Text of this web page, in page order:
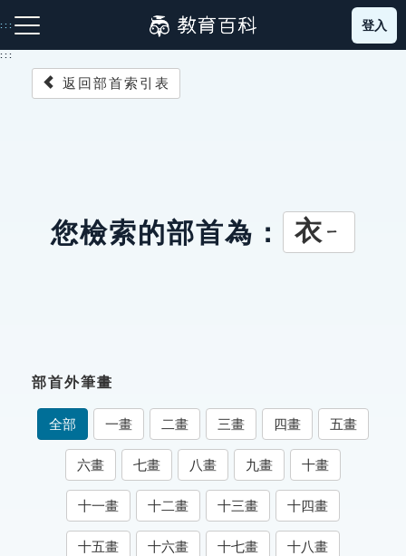
到
主
:::
成語故事
索引選單
知識索引
單字索引
生命大百科索引
登入
:::
返回部首索引表
您檢索的部首為： 衣 ㄧ
部首外筆畫
全部 一畫 二畫 三畫 四畫 五畫
六畫 七畫 八畫 九畫 十畫
十一畫 十二畫 十三畫 十四畫
十五畫 十六畫 十七畫 十八畫